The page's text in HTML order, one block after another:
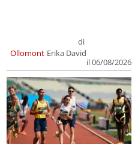
Ollomont
di
Erika David
il 06/08/2026